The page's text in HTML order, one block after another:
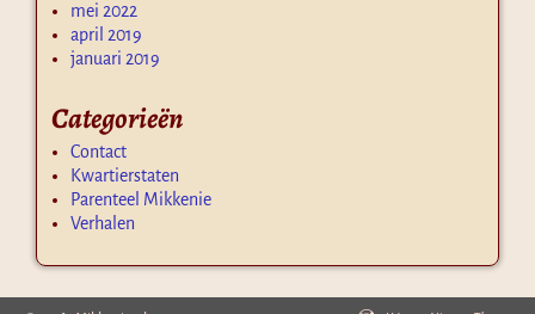
mei 2022
april 2019
januari 2019
Categorieën
Contact
Kwartierstaten
Parenteel Mikkenie
Verhalen